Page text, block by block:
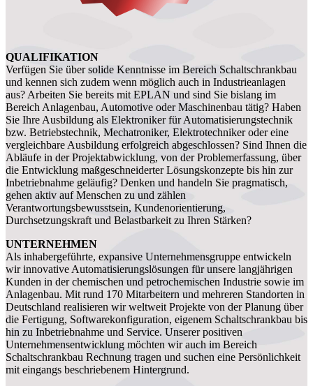
QUALIFIKATION
Verfügen Sie über solide Kenntnisse im Bereich Schaltschrankbau
und kennen sich zudem wenn möglich auch in Industrieanlagen
aus? Arbeiten Sie bereits mit EPLAN und sind Sie bislang im
Bereich Anlagenbau, Automotive oder Maschinenbau tätig? Haben
Sie Ihre Ausbildung als Elektroniker für Automatisierungstechnik
bzw. Betriebstechnik, Mechatroniker, Elektrotechniker oder eine
vergleichbare Ausbildung erfolgreich abgeschlossen? Sind Ihnen die
Abläufe in der Projektabwicklung, von der Problemerfassung, über
die Entwicklung maßgeschneiderter Lösungskonzepte bis hin zur
Inbetriebnahme geläufig? Denken und handeln Sie pragmatisch,
gehen aktiv auf Menschen zu und zählen
Verantwortungsbewusstsein, Kundenorientierung,
Durchsetzungskraft und Belastbarkeit zu Ihren Stärken?
UNTERNEHMEN
Als inhabergeführte, expansive Unternehmensgruppe entwickeln
wir innovative Automatisierungslösungen für unsere langjährigen
Kunden in der chemischen und petrochemischen Industrie sowie im
Anlagenbau. Mit rund 170 Mitarbeitern und mehreren Standorten in
Deutschland realisieren wir weltweit Projekte von der Planung über
die Fertigung, Softwarekonfiguration, eigenem Schaltschrankbau bis
hin zu Inbetriebnahme und Service. Unserer positiven
Unternehmensentwicklung möchten wir auch im Bereich
Schaltschrankbau Rechnung tragen und suchen eine Persönlichkeit
mit eingangs beschriebenem Hintergrund.